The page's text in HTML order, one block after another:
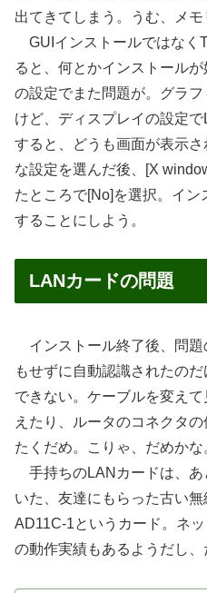
出てきてしまう。うむ、メモ
GUIインストールではなく
ると、何とかインストール
の設定でまた問題が。グラ
けど、ディスプレイの設定
すると、どうも画面が表示
な設定を選んだ後、[X
たところで[No]を選択。イ
することにしよう。
LANカードの問題
インストール終了後、問題
もせずに自動認識されたの
できない。ケーブルを変え
えたり、ルータのコネクタ
たくだめ。こりゃ、だめかな
手持ちのLANカードは、あ
いた、友達にもらった古い
AD11C-1というカード。ネ
の動作実績もあるようだし、